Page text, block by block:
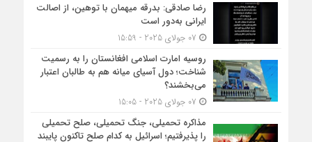
رضا صادقی: بدرقه میهمان با توهین، از اصالت
ایرانی به‌دور است
روسیه امارت اسلامی افغانستان را به رسمیت
شناخت؛ دول آسیای میانه هم به طالبان اعتبار
می‎‌بخشند؟
مذاکره تحمیلی، جنگ تحمیلی، صلح تحمیلی
را پذیرفتیم؛ اسرائیل به کدام صلح تاکنون پایبند